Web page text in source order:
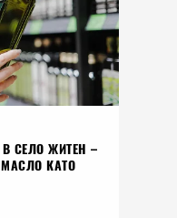
СЕЛО ЖИТЕН –
КАТО